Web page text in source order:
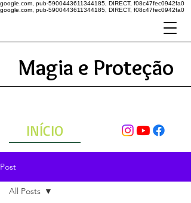
google.com, pub-5900443611344185, DIRECT, f08c47fec0942fa0
google.com, pub-5900443611344185, DIRECT, f08c47fec0942fa0
Magia e Proteção
INÍCIO
Post
All Posts